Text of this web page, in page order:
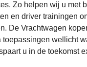
. Zo helpen wij u met
en driver trainingen
De Vrachtwagen
toepassingen wellicht
u in de toekomst